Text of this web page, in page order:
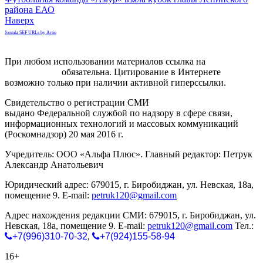
района ЕАО
Наверх
Joomla SEF URLs by Artio
При любом использовании материалов ссылка на
обязательна. Цитирование в Интернете
возможно только при наличии активной гиперссылки.
Свидетельство о регистрации СМИ
выдано Федеральной службой по надзору в сфере связи,
информационных технологий и массовых коммуникаций
(Роскомнадзор) 20 мая 2016 г.
Учредитель: ООО «Альфа Плюс». Главный редактор: Петрук
Александр Анатольевич
Юридический адрес: 679015, г. Биробиджан, ул. Невская, 18а,
помещение 9. E-mail: petruk120@gmail.com
Адрес нахождения редакции СМИ: 679015, г. Биробиджан, ул.
Невская, 18а, помещение 9. E-mail: petruk120@gmail.com Тел.:
+7(996)310-70-32,
+7(924)155-58-94
16+